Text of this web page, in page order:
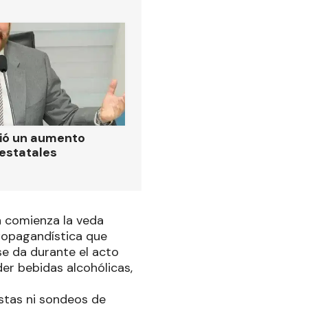
un aumento
la veda
que
da durante el acto
bebidas alcohólicas,
ni sondeos de